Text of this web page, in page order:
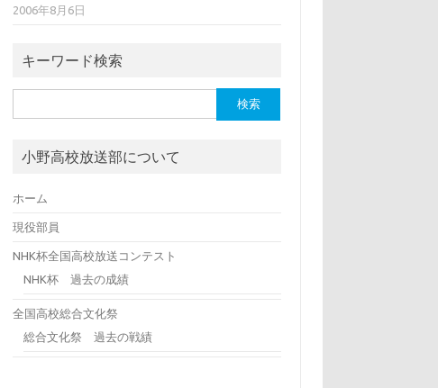
2006年8月6日
キーワード検索
索:
小野高校放送部について
ホーム
現役部員
NHK杯全国高校放送コンテスト
NHK杯 過去の成績
全国高校総合文化祭
総合文化祭 過去の戦績